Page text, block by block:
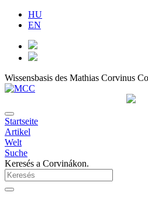
HU
EN
Wissensbasis des Mathias Corvinus
Startseite
Artikel
Welt
Suche
Keresés a Corvinákon.